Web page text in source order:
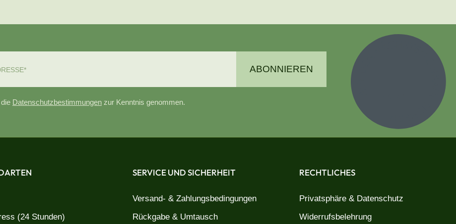
ABONNIEREN
Datenschutzbestimmungen zur Kenntnis genommen.
(24 Stunden)
SERVICE UND SICHERHEIT
Versand- & Zahlungsbedingungen
Rückgabe & Umtausch
RECHTLICHES
Privatsphäre & Datenschutz
Widerrufsbelehrung